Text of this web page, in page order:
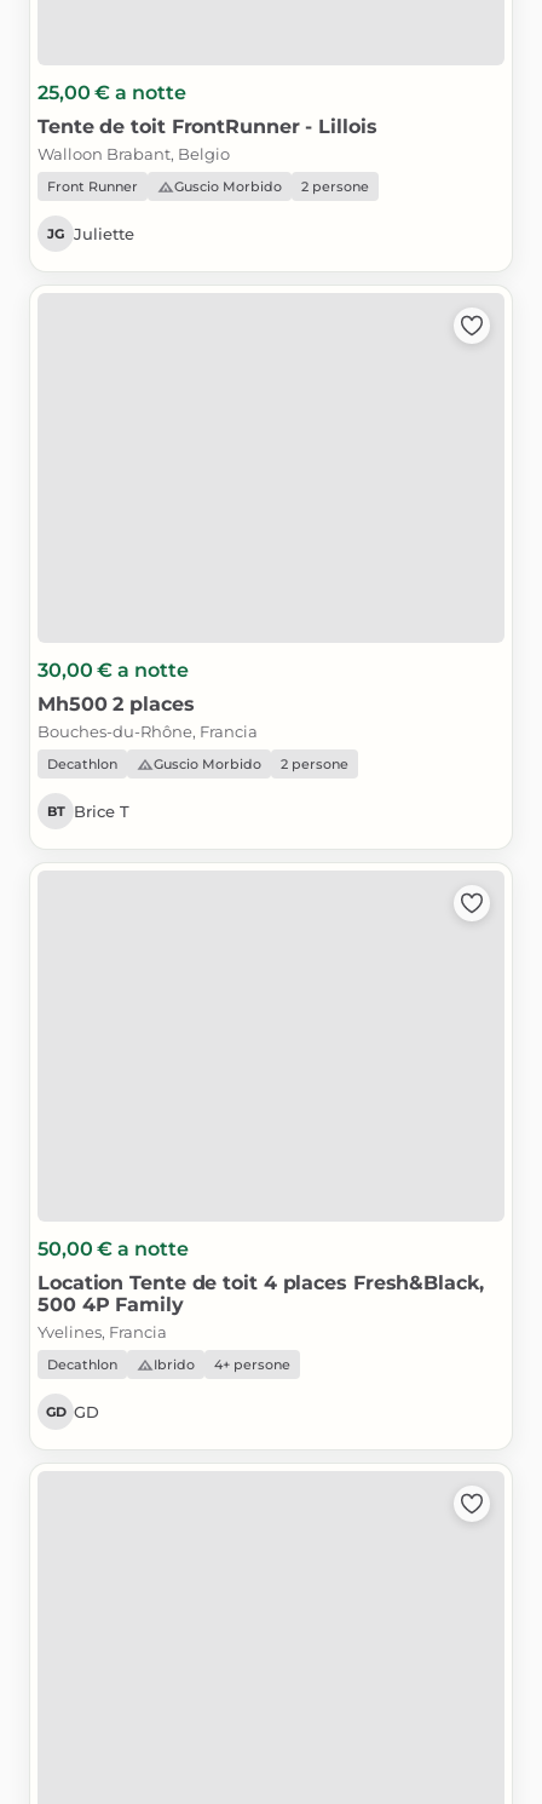
25,00 € a notte
Tente de toit FrontRunner - Lillois
Walloon Brabant, Belgio
Front Runner Guscio Morbido 2 persone
JG Juliette
30,00 € a notte
Mh500 2 places
Bouches-du-Rhône, Francia
Decathlon Guscio Morbido 2 persone
BT Brice T
50,00 € a notte
Location Tente de toit 4 places Fresh&Black​,​
500 4P Family
Yvelines, Francia
Decathlon Ibrido 4+ persone
GD GD